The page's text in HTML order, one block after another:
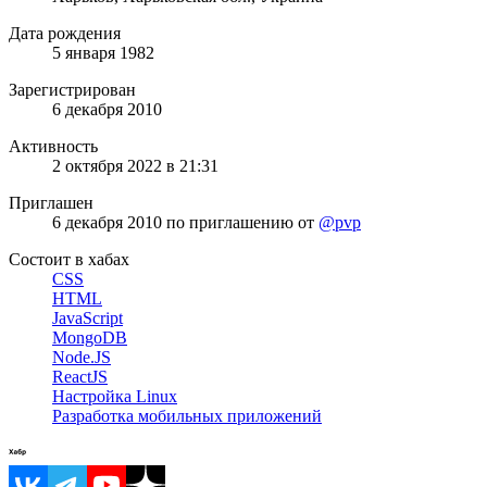
Дата рождения
5 января 1982
Зарегистрирован
6 декабря 2010
Активность
2 октября 2022 в 21:31
Приглашен
6 декабря 2010 по приглашению от @pvp
Состоит в хабах
CSS
HTML
JavaScript
MongoDB
Node.JS
ReactJS
Настройка Linux
Разработка мобильных приложений